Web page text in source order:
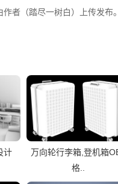
者（踏尽一树白）上传发
计
万向轮行李箱,登机箱
格..